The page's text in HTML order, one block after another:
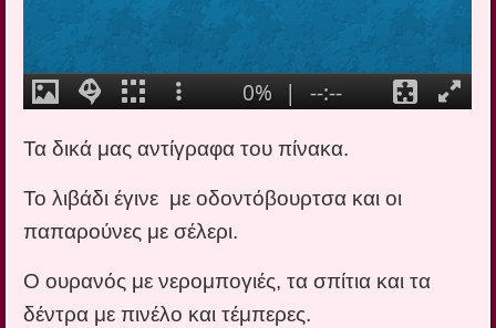
Τα δικά μας αντίγραφα του πίνακα.
Το λιβάδι έγινε με οδοντόβουρτσα και οι
παπαρούνες με σέλερι.
Ο ουρανός με νερομπογιές, τα σπίτια και τα
δέντρα με πινέλο και τέμπερες.